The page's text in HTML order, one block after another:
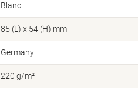
Blanc
85 (L) x 54 (H) mm
Germany
220 g/m²